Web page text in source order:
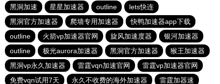
黑洞加速
星星加速器 outline
lets快连
黑洞官方加速器
爬墙专用加速器
快鸭加速器app下载
outline
火箭vp加速器官网 旋风加速度器
银河加速器
outline
极光aurora加速器 黑洞官方加速器
猴王加速器
黑洞vp永久加速器
雷霆vqn加速官网
雷霆vp加速器官网
免费vqn试用7天
永久不收费的海外加速器 雷霆加器速